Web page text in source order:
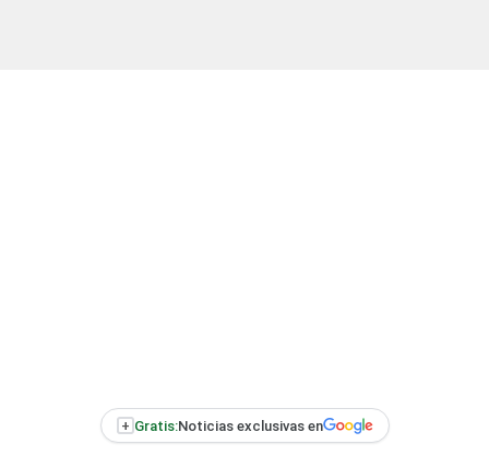
+ Gratis:Noticias exclusivas en